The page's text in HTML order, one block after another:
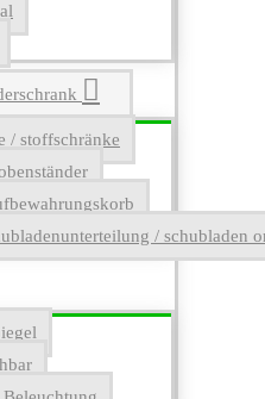
/ stoffschränke
/ schubladen